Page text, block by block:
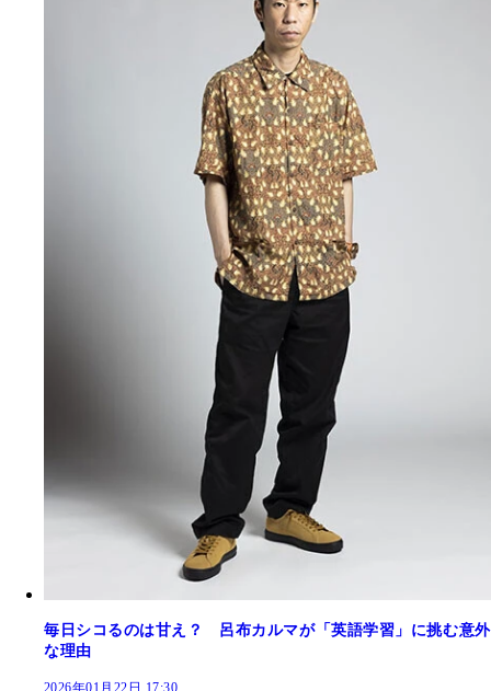
毎日シコるのは甘え？ 呂布カルマが「英語学習」に挑む意外
な理由
2026年01月22日 17:30